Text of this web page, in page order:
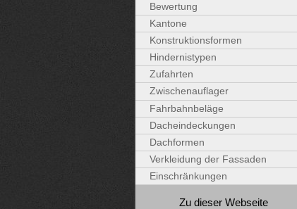
Bewertung
Kantone
Konstruktionsformen
Hindernistypen
Zufahrten
Zwischenauflager
Fahrbahnbeläge
Dacheindeckungen
Dachformen
Verkleidung der Fassaden
Einschränkungen
Zu dieser Webseite